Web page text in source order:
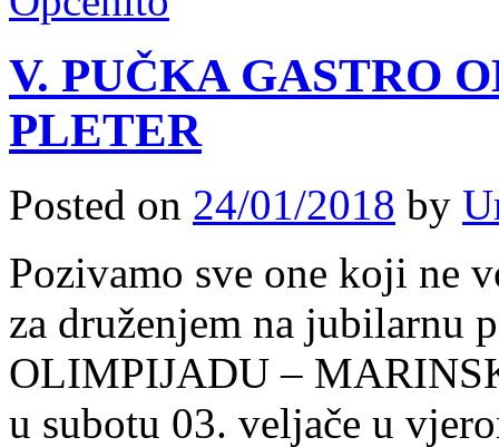
V. PUČKA GASTRO
PLETER
Posted on 24/01/2018 by
Pozivamo sve one koji ne
za druženjem na jubilarnu
OLIMPIJADU –
u subotu 03. veljače u